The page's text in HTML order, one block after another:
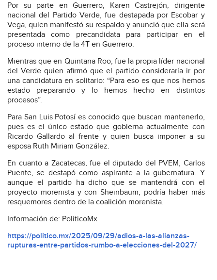
Por su parte en Guerrero, Karen Castrejón, dirigente
nacional del Partido Verde, fue destapada por Escobar y
Vega, quien manifestó su respaldo y anunció que ella será
presentada como precandidata para participar en el
proceso interno de la 4T en Guerrero.
Mientras que en Quintana Roo, fue la propia líder nacional
del Verde quien afirmó que el partido consideraría ir por
una candidatura en solitario: “Para eso es que nos hemos
estado preparando y lo hemos hecho en distintos
procesos”.
Para San Luis Potosí es conocido que buscan mantenerlo,
pues es el único estado que gobierna actualmente con
Ricardo Gallardo al frente y quien busca imponer a su
esposa Ruth Miriam González.
En cuanto a Zacatecas, fue el diputado del PVEM, Carlos
Puente, se destapó como aspirante a la gubernatura. Y
aunque el partido ha dicho que se mantendrá con el
proyecto morenista y con Sheinbaum, podría haber más
resquemores dentro de la coalición morenista.
Información de: PoliticoMx
https://politico.mx/2025/09/29/adios-a-las-alianzas-
rupturas-entre-partidos-rumbo-a-elecciones-del-2027/